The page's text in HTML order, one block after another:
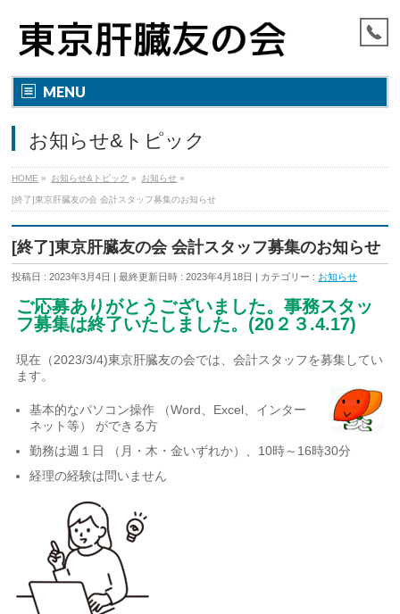
MENU
お知らせ&トピック
HOME » お知らせ&トピック » お知らせ »
[終了]東京肝臓友の会 会計スタッフ募集のお知らせ
[終了]東京肝臓友の会 会計スタッフ募集のお知らせ
投稿日 : 2023年3月4日 最終更新日時 : 2023年4月18日 カテゴリー : お知らせ
ご応募ありがとうございました。事務スタッ
フ募集は終了いたしました。(20２３.4.17)
現在（2023/3/4)東京肝臓友の会では、会計スタッフを募集してい
ます。
基本的なパソコン操作 （Word、Excel、インター
ネット等） ができる方
勤務は週１日 （月・木・金いずれか）、10時～16時30分
経理の経験は問いません